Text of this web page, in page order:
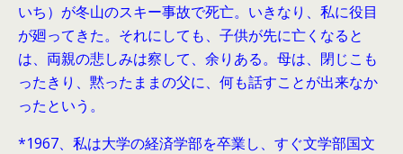
いち）が冬山のスキー事故で死亡。いきなり、私に役目
が廻ってきた。それにしても、子供が先に亡くなると
は、両親の悲しみは察して、余りある。母は、閉じこも
ったきり、黙ったままの父に、何も話すことが出来なか
ったという。
*1967、私は大学の経済学部を卒業し、すぐ文学部国文